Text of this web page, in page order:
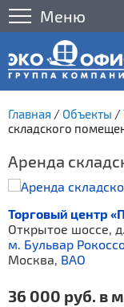
Меню
Главная / Объекты /
складского
Аренда
Торговый центр
Открытое шоссе,
м. Бульвар
Москва, ВАО
36 000 руб. в